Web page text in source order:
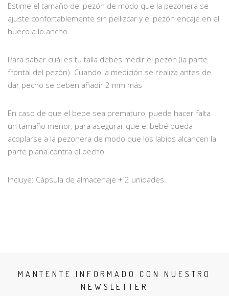
Estime el tamaño del pezón de modo que la pezonera se
ajuste confortablemente sin pellizcar y el pezón encaje en el
hueco a lo ancho.
Para saber cuál es tu talla debes medir el pezón (la parte
frontal del pezón). Cuando la medición se realiza antes de
dar pecho se deben añadir 2 mm más
En caso de que el bebe sea prematuro, puede hacer falta
un tamaño menor, para asegurar que el bebé pueda
acoplarse a la pezonera de modo que los labios alcancen la
parte plana contra el pecho.
Incluye: Cápsula de almacenaje + 2 unidades.
MANTENTE INFORMADO CON NUESTRO
NEWSLETTER